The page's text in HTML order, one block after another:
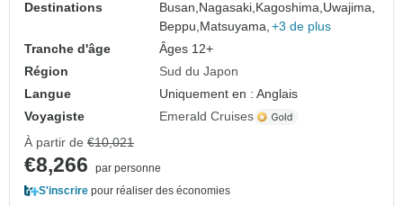
Destinations
Busan, Nagasaki, Kagoshima, Uwajima,
Beppu, Matsuyama, +3 de plus
Tranche d'âge
Âges 12+
Région
Sud du Japon
Langue
Uniquement en : Anglais
Voyagiste
Emerald Cruises
À partir de €10,021
€8,266
par personne
S'inscrire pour réaliser des économies